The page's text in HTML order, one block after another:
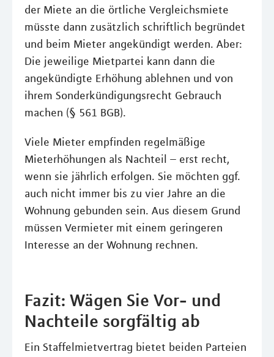
der Miete an die örtliche Vergleichsmiete
müsste dann zusätzlich schriftlich begründet
und beim Mieter angekündigt werden. Aber:
Die jeweilige Mietpartei kann dann die
angekündigte Erhöhung ablehnen und von
ihrem Sonderkündigungsrecht Gebrauch
machen (§ 561 BGB).
Viele Mieter empfinden regelmäßige
Mieterhöhungen als Nachteil – erst recht,
wenn sie jährlich erfolgen. Sie möchten ggf.
auch nicht immer bis zu vier Jahre an die
Wohnung gebunden sein. Aus diesem Grund
müssen Vermieter mit einem geringeren
Interesse an der Wohnung rechnen.
Fazit: Wägen Sie Vor- und
Nachteile sorgfältig ab
Ein Staffelmietvertrag bietet beiden Parteien